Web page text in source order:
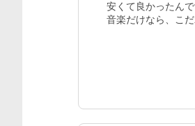
安くて良かったん
音楽だけなら、こ